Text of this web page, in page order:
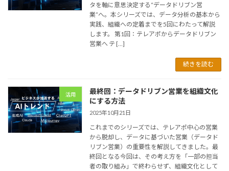
タを軸に意思決定する“データドリブン営
業”へ。本シリーズでは、データ分析の基本から
実践、組織への定着までを5回にわたって解説
します。 第1回：テレアポからデータドリブン
営業へ テ […]
続きを読む
活用
最終回：データドリブン営業を組織文化
にする方法
2025年10月21日
これまでのシリーズでは、テレアポ中心の営業
から脱却し、データに基づいた営業（データド
リブン営業）の重要性を解説してきました。最
終回となる今回は、その考え方を「一部の担当
者の取り組み」で終わらせず、組織文化として